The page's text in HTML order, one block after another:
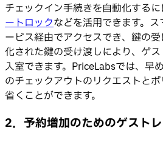
チェックイン手続きを自動化するに
ートロックなどを活用できます。
ービス経由でアクセスでき、鍵の
化された鍵の受け渡しにより、ゲ
入室できます。PriceLabsでは、早
のチェックアウトのリクエストと
省くことができます。
2． 予約増加のためのゲスト